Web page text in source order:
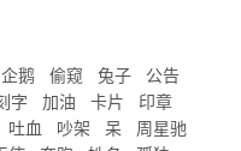
企鹅 偷窥 兔子
公告
字 加油 卡片
印章
吐血 吵架 呆
周星驰